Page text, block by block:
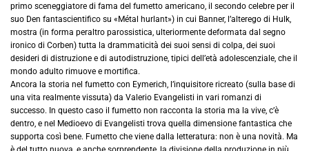
primo sceneggiatore di fama del fumetto americano, il secondo celebre per il
suo Den fantascientifico su «Métal hurlant») in cui Banner, l’alterego di Hulk,
mostra (in forma peraltro parossistica, ulteriormente deformata dal segno
ironico di Corben) tutta la drammaticità dei suoi sensi di colpa, dei suoi
desideri di distruzione e di autodistruzione, tipici dell’età adolescenziale, che il
mondo adulto rimuove e mortifica.
Ancora la storia nel fumetto con Eymerich, l’inquisitore ricreato (sulla base di
una vita realmente vissuta) da Valerio Evangelisti in vari romanzi di
successo. In questo caso il fumetto non racconta la storia ma la vive, c’è
dentro, e nel Medioevo di Evangelisti trova quella dimensione fantastica che
supporta così bene. Fumetto che viene dalla letteratura: non è una novità. Ma